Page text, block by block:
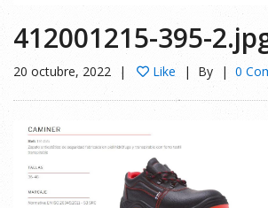
412001215-395-
20 octubre, 2022 Like By 0